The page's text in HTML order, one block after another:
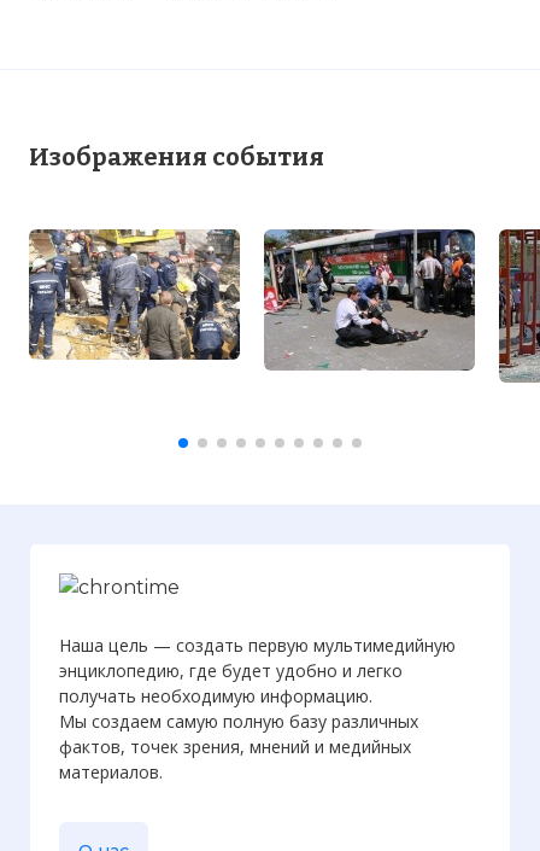
Изображения события
Наша цель — создать первую мультимедийную
энциклопедию, где будет удобно и легко
получать необходимую информацию.
Мы создаем самую полную базу различных
фактов, точек зрения, мнений и медийных
материалов.